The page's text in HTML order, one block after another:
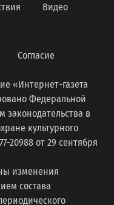
Видео
Согласие
«Интернет-газета
Федеральной
законодательства в
культурного
20988 от 29 сентября
изменения
состава